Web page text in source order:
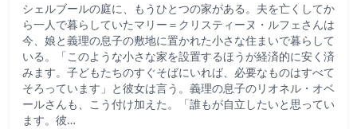
シェルブールの庭に、もうひとつの家がある。夫を亡くしてか
ら一人で暮らしていたマリー＝クリスティーヌ・ルフェさんは
今、娘と義理の息子の敷地に置かれた小さな住まいで暮らして
いる。「このような小さな家を設置するほうが経済的に安く済
みます。子どもたちのすぐそばにいれば、必要なものはすべて
そろっています」と彼女は言う。義理の息子のリオネル・オベ
ールさんも、こう付け加えた。「誰もが自立したいと思ってい
ます。彼…